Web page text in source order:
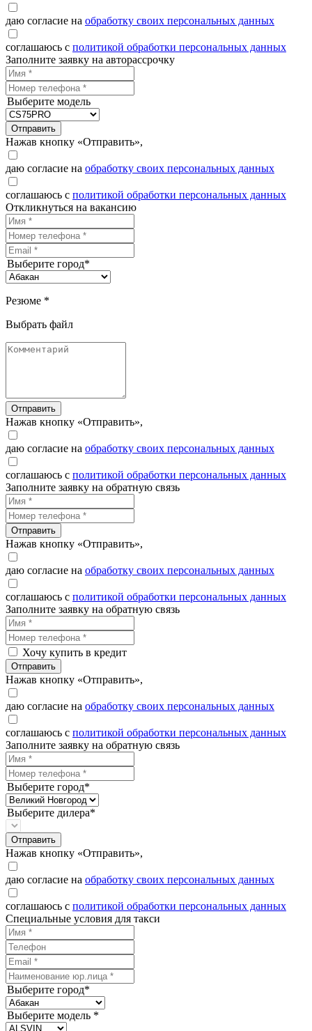
даю согласие на обработку своих персональных данных
соглашаюсь с политикой обработки персональных данных
Заполните заявку на авторассрочку
Выберите модель
Отправить
Нажав кнопку «Отправить»,
даю согласие на обработку своих персональных данных
соглашаюсь с политикой обработки персональных данных
Откликнуться на вакансию
Выберите город*
Резюме *
Выбрать файл
Отправить
Нажав кнопку «Отправить»,
даю согласие на обработку своих персональных данных
соглашаюсь с политикой обработки персональных данных
Заполните заявку на обратную связь
Отправить
Нажав кнопку «Отправить»,
даю согласие на обработку своих персональных данных
соглашаюсь с политикой обработки персональных данных
Заполните заявку на обратную связь
Хочу купить в кредит
Отправить
Нажав кнопку «Отправить»,
даю согласие на обработку своих персональных данных
соглашаюсь с политикой обработки персональных данных
Заполните заявку на обратную связь
Выберите город*
Выберите дилера*
Отправить
Нажав кнопку «Отправить»,
даю согласие на обработку своих персональных данных
соглашаюсь с политикой обработки персональных данных
Специальные условия для такси
Выберите город*
Выберите модель *